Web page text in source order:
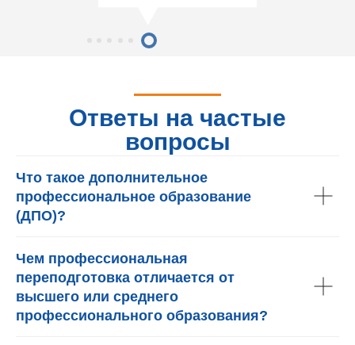
Ответы на частые
вопросы
Что такое дополнительное
профессиональное образование
(ДПО)?
Чем профессиональная
переподготовка отличается от
высшего или среднего
профессионального образования?